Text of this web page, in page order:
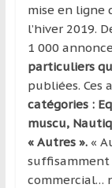
mise en ligne
l’hiver 2019.
1 000
particuliers
publiées. Ces
catégories :
muscu,
« Autres ».«
commercial…